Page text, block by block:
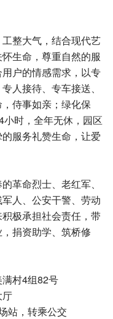
整大气，结合现代艺
生命，尊重自然的服
户的情感需求，以专
人接待、专车接送、
侍事如亲；绿化保
时，全年无休，园区
服务礼赞生命，让爱
革命烈士、老红军、
人、公安干警、劳动
极承担社会责任，带
捐资助学、筑桥修
村4组82号
站，转乘公交